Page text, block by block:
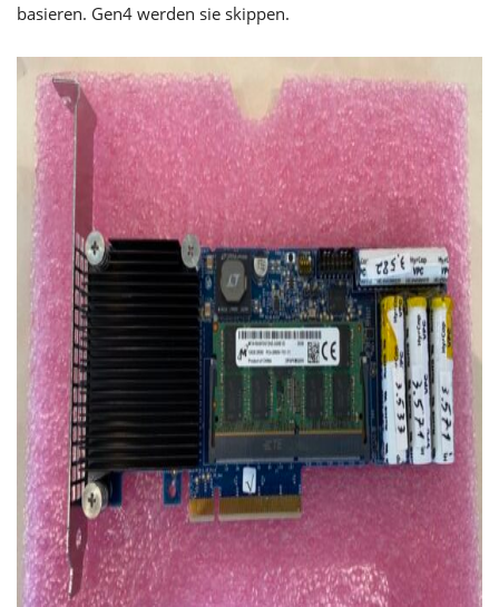
basieren. Gen4 werden sie skippen.